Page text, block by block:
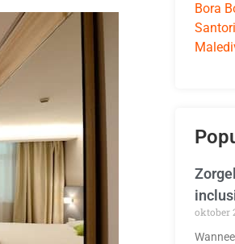
Bora
oktober